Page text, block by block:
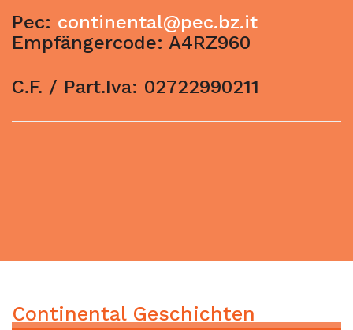
Pec: continental@pec.bz.it
Empfängercode: A4RZ960
C.F. / Part.Iva: 02722990211
Continental Geschichten